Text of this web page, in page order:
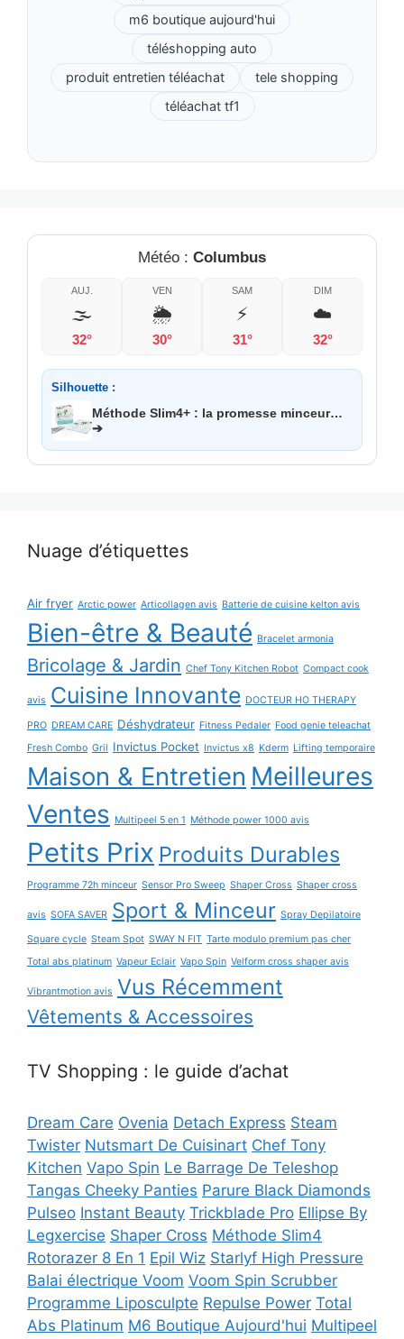
m6 boutique aujourd'hui
téléshopping auto
produit entretien téléachat
tele shopping
téléachat tf1
Météo : Columbus
AUJ.
🌫️
32°
VEN
🌦️
30°
SAM
⚡
31°
DIM
☁️
32°
Silhouette :
Méthode Slim4+ : la promesse minceur…
➔
Nuage d’étiquettes
Air fryer Arctic power Articollagen avis Batterie de cuisine kelton avis
Bien-être & Beauté Bracelet armonia
Bricolage & Jardin Chef Tony Kitchen Robot Compact cook
avis Cuisine Innovante DOCTEUR HO THERAPY
PRO DREAM CARE Déshydrateur Fitness Pedaler Food genie teleachat
Fresh Combo Gril Invictus Pocket Invictus x8 Kderm Lifting temporaire
Maison & Entretien Meilleures
Ventes Multipeel 5 en 1 Méthode power 1000 avis
Petits Prix Produits Durables
Programme 72h minceur Sensor Pro Sweep Shaper Cross Shaper cross
avis SOFA SAVER Sport & Minceur Spray Depilatoire
Square cycle Steam Spot SWAY N FIT Tarte modulo premium pas cher
Total abs platinum Vapeur Eclair Vapo Spin Velform cross shaper avis
Vibrantmotion avis Vus Récemment
Vêtements & Accessoires
TV Shopping : le guide d’achat
Dream Care Ovenia Detach Express Steam
Twister Nutsmart De Cuisinart Chef Tony
Kitchen Vapo Spin Le Barrage De Teleshop
Tangas Cheeky Panties Parure Black Diamonds
Pulseo Instant Beauty Trickblade Pro Ellipse By
Legxercise Shaper Cross Méthode Slim4
Rotorazer 8 En 1 Epil Wiz Starlyf High Pressure
Balai électrique Voom Voom Spin Scrubber
Programme Liposculpte Repulse Power Total
Abs Platinum M6 Boutique Aujourd'hui Multipeel